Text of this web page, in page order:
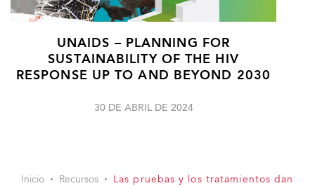
UNAIDS – PLANNING FOR
SUSTAINABILITY OF THE HIV
RESPONSE UP TO AND BEYOND 2030
30 DE ABRIL DE 2024
Inicio Recursos Las pruebas y los tratamientos dan